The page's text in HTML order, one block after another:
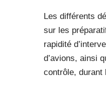
Les différents
sur les
rapidité
d’avions, ainsi
contrôle, durant